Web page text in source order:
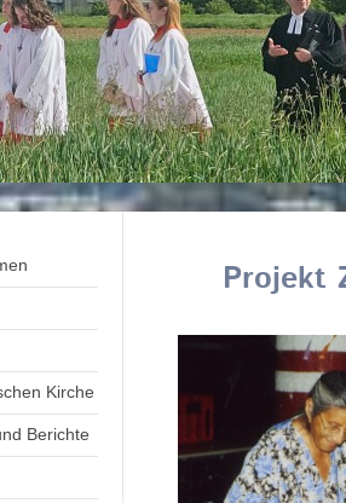
Kirche
Berichte
Projekt